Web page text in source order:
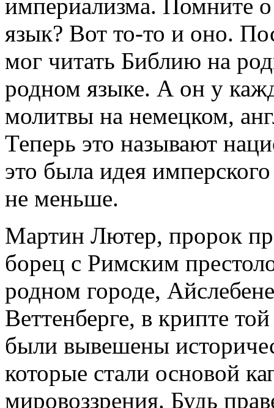
империализма. Помните
язык? Вот то-то и оно.
мог читать Библию на
родном языке. А он у
молитвы на немецком,
Теперь это называют
это была идея
не меньше.
Мартин Лютер, пророк
борец с Римским
родном городе,
Веттенберге, в крипте
были вывешены
которые стали основой
мировоззрения. Будь